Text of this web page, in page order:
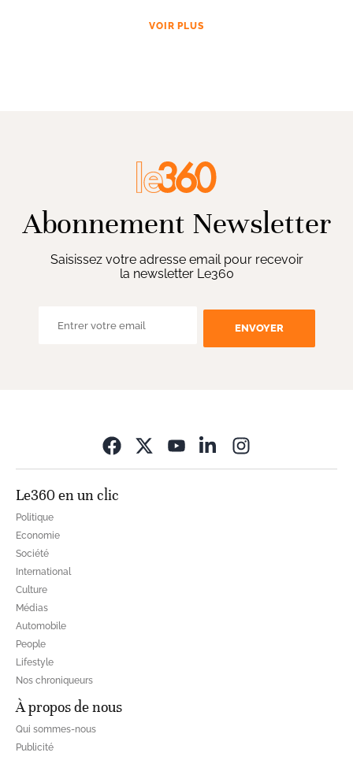
VOIR PLUS
Abonnement Newsletter
Saisissez votre adresse email pour recevoir
la newsletter Le360
ENVOYER
Le360 en un clic
Politique
Economie
Société
International
Culture
Médias
Automobile
People
Lifestyle
Nos chroniqueurs
À propos de nous
Qui sommes-nous
Publicité